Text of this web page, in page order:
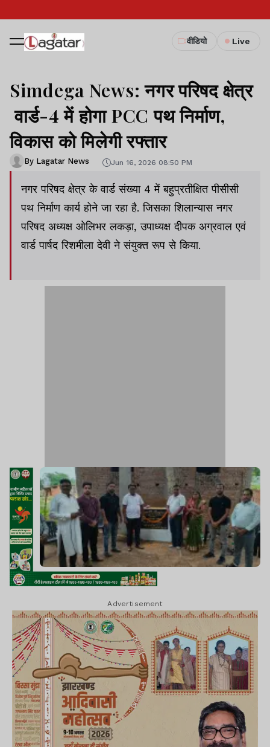
वीडियो Live
Simdega News: नगर परिषद क्षेत्र
वार्ड-4 में होगा PCC पथ निर्माण,
विकास को मिलेगी रफ्तार
By Lagatar News Jun 16, 2026 08:50 PM
नगर परिषद क्षेत्र के वार्ड संख्या 4 में बहुप्रतीक्षित पीसीसी
पथ निर्माण कार्य होने जा रहा है. जिसका शिलान्यास नगर
परिषद अध्यक्ष ओलिभर लकड़ा, उपाध्यक्ष दीपक अग्रवाल एवं
वार्ड पार्षद रिशमीला देवी ने संयुक्त रूप से किया.
Advertisement